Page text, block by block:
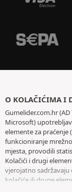
O KOLAČIĆIMA I
Gumelider.com.hr
Microsoft)
elemente za praćenje
funkcioniranje
mjesta, provodili
Kolačići i drugi
vjerojatno sadržavaju
kolačiće ili druge